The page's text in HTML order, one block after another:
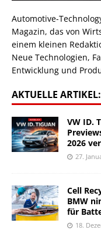
Automotive-
Magazin, das von
einem kleinen
Neue Technologien,
Entwicklung und
AKTUELLE ARTIKEL:
VW ID.
2026
27.
Cell
BMW
für
18.